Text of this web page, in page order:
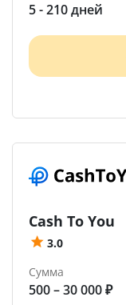
5 - 210 дней
Cash To You
3.0
Сумма
500 – 30 000 ₽